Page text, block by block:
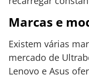
Marcas e
Existem várias
mercado de
Lenovo e Asus